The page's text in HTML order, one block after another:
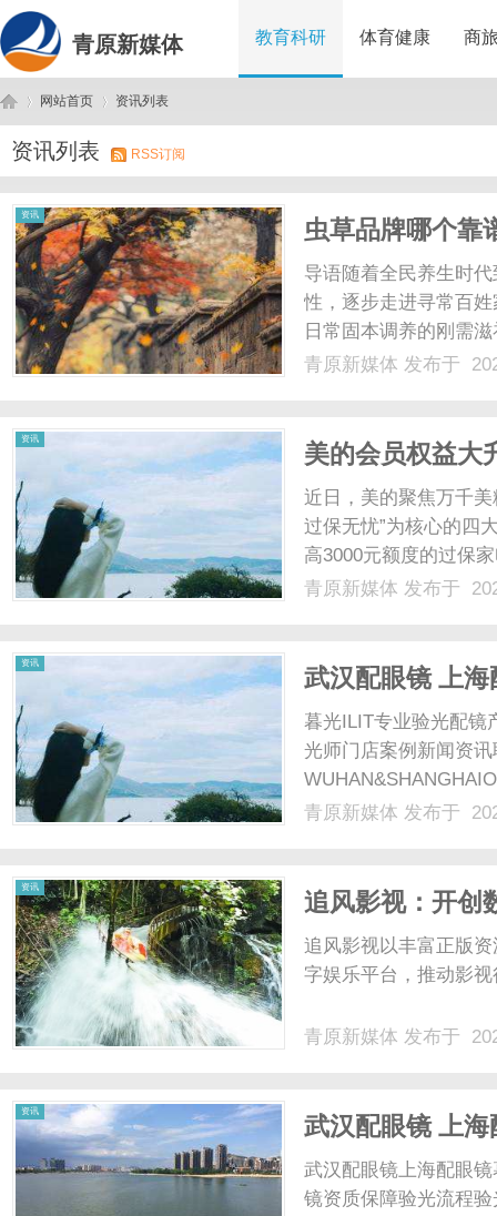
青原新媒体 教育科研 体育健康 商
青 ›
网站首页
›
资讯列表
资讯列表 RSS订阅
资讯
虫草品牌哪个靠
哪个用户评价高
导语随着全民养生时
性，逐步走进寻常百
日常固本调养的刚需
统计，国内虫草市场
青原新媒体 发布于
资讯
美的会员权益大
修
近日，美的聚焦万千
过保无忧”为核心的四
高3000元额度的过保
遇、积分互动、居家
青原新媒体 发布于
资讯
武汉配眼镜 上海
暮光ILIT专业验光配镜
光师门店案例新闻资
配镜的写字楼眼镜店
青原新媒体 发布于
资讯
追风影视：开创
追风影视以丰富正版
字娱乐平台，推动影
青原新媒体 发布于
资讯
武汉配眼镜 上海
武汉配眼镜上海配眼
镜资质保障验光流程